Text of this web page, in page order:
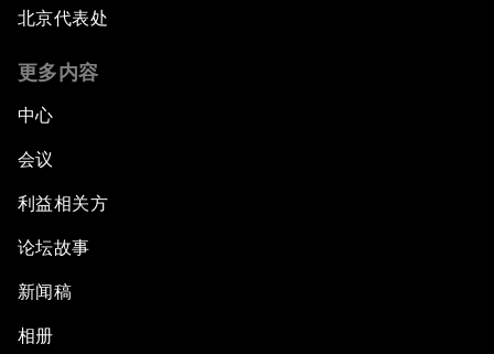
北京代表处
更多内容
中心
会议
利益相关方
论坛故事
新闻稿
相册